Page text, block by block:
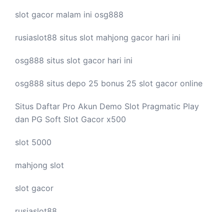
slot gacor malam ini osg888
rusiaslot88 situs slot mahjong gacor hari ini
osg888 situs slot gacor hari ini
osg888 situs depo 25 bonus 25 slot gacor online
Situs Daftar Pro Akun Demo Slot Pragmatic Play
dan PG Soft Slot Gacor x500
slot 5000
mahjong slot
slot gacor